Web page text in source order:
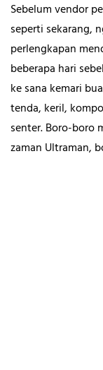
Sebelum vendor
seperti sekarang,
perlengkapan
beberapa hari
ke sana kemari
tenda, keril,
senter. Boro-boro
zaman Ultraman,